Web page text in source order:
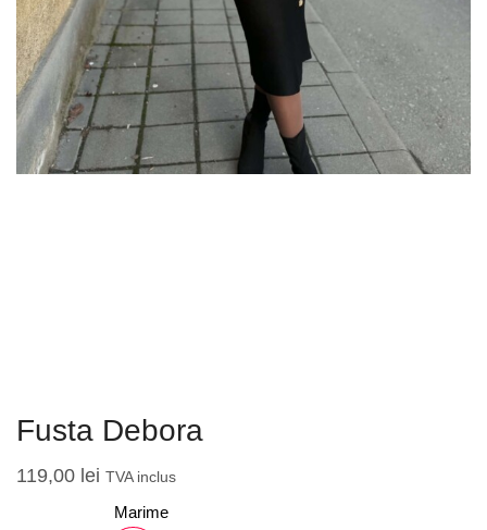
Fusta Debora
119,00 lei TVA inclus
Marime